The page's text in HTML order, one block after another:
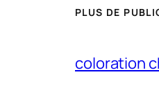
PLUS DE
coloration